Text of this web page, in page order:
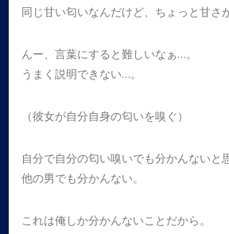
同じ甘い匂いなんだけど、ちょっと甘さ
んー、言葉にすると難しいなぁ…。
うまく説明できない…。
（彼女が自分自身の匂いを嗅ぐ）
自分で自分の匂い嗅いでも分かんないと
他の男でも分かんない。
これは俺しか分かんないことだから。